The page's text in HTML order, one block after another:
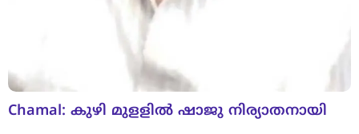
Chamal: കുഴി മുളളിൽ ഷാജു നിര്യാതനായി